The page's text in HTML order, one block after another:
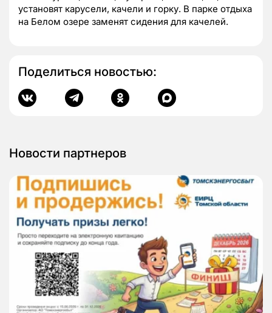
установят карусели, качели и горку. В парке отдыха
на Белом озере заменят сидения для качелей.
Поделиться новостью:
Новости партнеров